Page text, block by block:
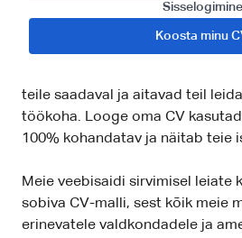
Sisselogimine
Koosta minu
Leidke endale sobivat CV-malli,
laadida ja täita. Kõik meie CV-
valmis täitmiseks. Valige sobiv
teile saadaval ja aitavad teil
töökoha. Looge oma CV
100% kohandatav ja näitab teie
Meie veebisaidi sirvimisel leiate
sobiva CV-malli, sest kõik meie
erinevatele valdkondadele ja